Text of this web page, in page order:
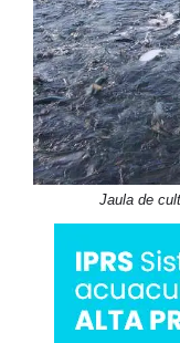
Jaula de